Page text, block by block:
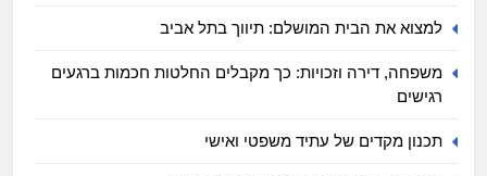
למצוא את הבית המושלם: תיווך בתל אביב
משפחה, דירה וזכויות: כך מקבלים החלטות חכמות ברגעים
רגישים
תכנון מקדים של עתיד משפטי ואישי